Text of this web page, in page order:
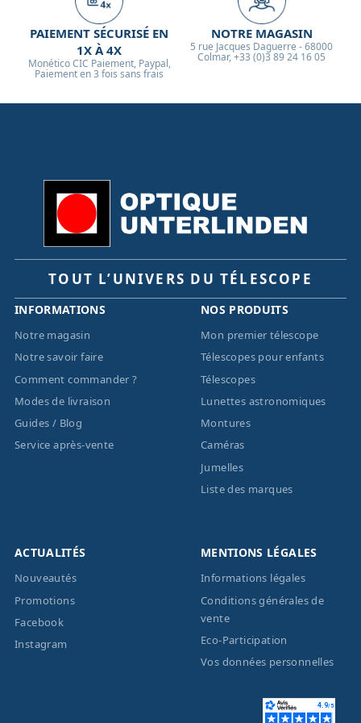
PAIEMENT SÉCURISÉ EN
1X À 4X
Monético CIC Paiement, Paypal,
Paiement en 3 fois sans frais
NOTRE MAGASIN
5 rue Jacques Daguerre - 68000
Colmar, +33 (0)3 89 24 16 05
TOUT L’UNIVERS DU TÉLESCOPE
INFORMATIONS
Notre magasin
Notre savoir faire
Comment commander ?
Modes de livraison
Guides / Blog
Service après-vente
NOS PRODUITS
Mon premier télescope
Télescopes pour enfants
Télescopes
Lunettes astronomiques
Montures
Caméras
Jumelles
Liste des marques
ACTUALITÉS
Nouveautés
Promotions
Facebook
Instagram
MENTIONS LÉGALES
Informations légales
Conditions générales de
vente
Eco-Participation
Vos données personnelles